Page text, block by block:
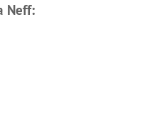
Neff: